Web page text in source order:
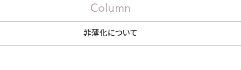
Column
菲薄化について